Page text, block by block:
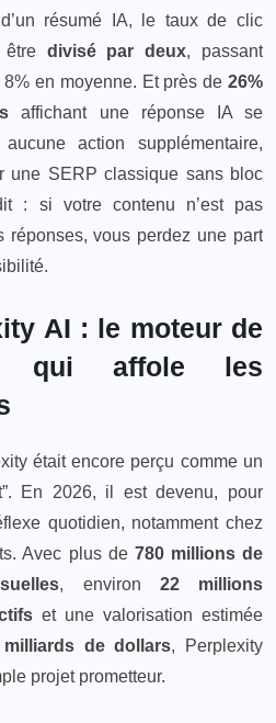
résumé IA, le taux de clic
être divisé par deux, passant
8% en moyenne. Et près de 26%
affichant une réponse IA se
action supplémentaire,
une SERP classique sans bloc
: si votre contenu n’est pas
réponses, vous perdez une part
AI : le moteur de
qui affole les
était encore perçu comme un
En 2026, il est devenu, pour
quotidien, notamment chez
Avec plus de 780 millions de
, environ 22 millions
et une valorisation estimée
de dollars, Perplexity
projet prometteur.